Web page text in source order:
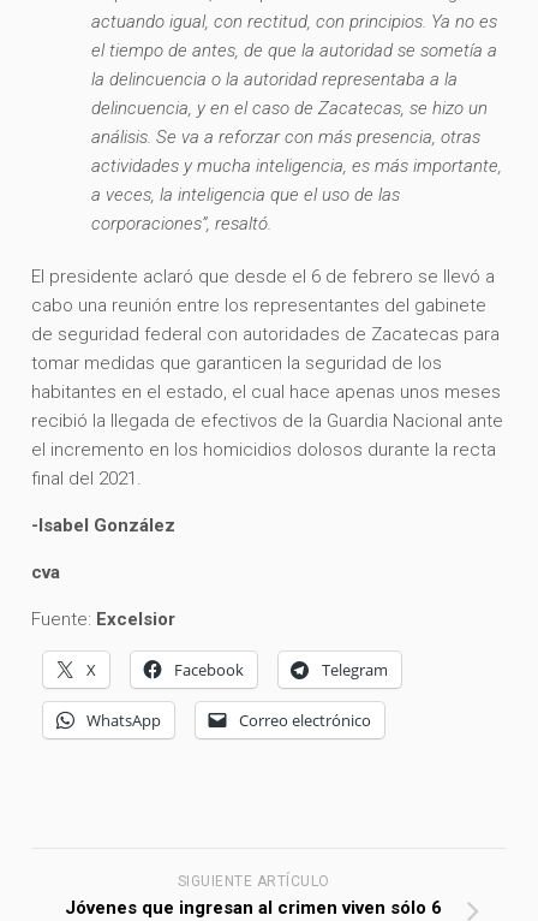
actuando igual, con rectitud, con principios. Ya no es
el tiempo de antes, de que la autoridad se sometía a
la delincuencia o la autoridad representaba a la
delincuencia, y en el caso de Zacatecas, se hizo un
análisis. Se va a reforzar con más presencia, otras
actividades y mucha inteligencia, es más importante,
a veces, la inteligencia que el uso de las
corporaciones”, resaltó.
El presidente aclaró que desde el 6 de febrero se llevó a
cabo una reunión entre los representantes del gabinete
de seguridad federal con autoridades de Zacatecas para
tomar medidas que garanticen la seguridad de los
habitantes en el estado, el cual hace apenas unos meses
recibió la llegada de efectivos de la Guardia Nacional ante
el incremento en los homicidios dolosos durante la recta
final del 2021.
-Isabel González
cva
Fuente: Excelsior
X Facebook Telegram
WhatsApp Correo electrónico
SIGUIENTE ARTÍCULO
Jóvenes que ingresan al crimen viven sólo 6